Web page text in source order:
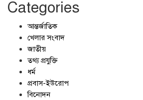
Categories
আন্তর্জাতিক
খেলার সংবাদ
জাতীয়
তথ্য প্রযুক্তি
ধর্ম
প্রবাস-ইউরোপ
বিনোদন